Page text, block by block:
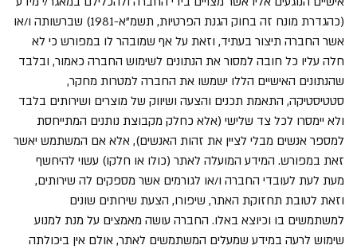
(כהגדרת מונח זה בחוק הגנת הפרטיות, תשמ"א-1981) שברשותה ו/או
אשר החברה תיצור בעתיד, וזאת על אף שמובהר לו במפורש כי לא
חלה עליו כל חובה למסור את הנתונים לשימוש החברה כאמור, ובלבד
שהנתונים האישיים הללו ישמשו את החברה למטרות מחקר,
סטטיסטיקה, התאמת תכנים והצעה ושיווק של מוצרים ושירותים בלבד
ולא יימסרו לכל צד שלישי (אלא כחלק מקבוצת נותנים המתייחסת
למספר אנשים מבלי לציין את זהות האנשים), אלא אם המשתמש יאשר
זאת במפורש. המידע המועלה לאתר (כולו או חלקו) עשוי להיחשף
מעת לעת לעובדי החברה ו/או לגורמים אשר מספקים לה שירותים,
וזאת לטובת תחזוקת האתר, שיפורו, הצעת שירותים שונים
למשתמשים בו וכיוצא באלו. החברה עושה מאמצים על מנת למנוע
שימוש לרעה במידע שמעלים המשתמשים לאתר, אולם אין ביכולתה